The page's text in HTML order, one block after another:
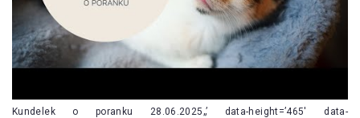
Kundelek o poranku 28.06.2025„’ data-height=’465′ data-